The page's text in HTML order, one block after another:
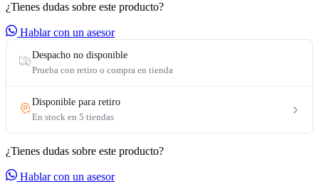
¿Tienes dudas sobre este producto?
Hablar con un asesor
¿Tienes dudas sobre este producto?
Hablar con un asesor